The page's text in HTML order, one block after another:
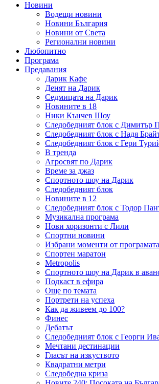
Новини
Водещи новини
Новини България
Новини от Света
Регионални новини
Любопитно
Програма
Предавания
Дарик Кафе
Денят на Дарик
Седмицата на Дарик
Новините в 18
Ники Кънчев Шоу
Следобедният блок с Димитър
Следобедният блок с Надя
Следобедният блок с Гери
В тренда
Агросвят по Дарик
Време за джаз
Спортното шоу на Дарик
Следобедният блок
Новините в 12
Следобедният блок с Тодор
Музикална програма
Нови хоризонти с Лили
Спортни новини
Избрани моменти от
Спортен маратон
Metropolis
Спортното шоу на Дарик в
Подкаст в ефира
Още по темата
Портрети на успеха
Как да живеем до 100?
Финес
Дебатът
Следобедният блок с Георги
Мечтани дестинации
Гласът на изкуството
Квадратни метри
Следобедна криза